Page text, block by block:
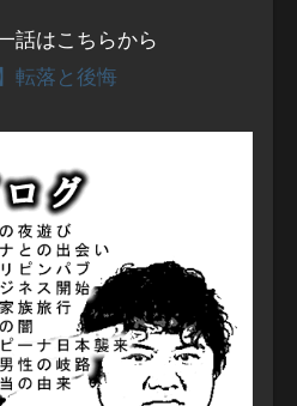
話はこちらから
転落と後悔